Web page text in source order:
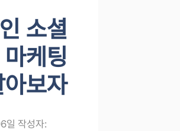
소셜
케팅
보자
일 작성자: